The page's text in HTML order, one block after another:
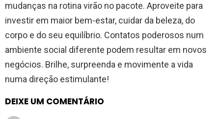
mudanças na rotina virão no pacote. Aproveite para
investir em maior bem-estar, cuidar da beleza, do
corpo e do seu equilíbrio. Contatos poderosos num
ambiente social diferente podem resultar em novos
negócios. Brilhe, surpreenda e movimente a vida
numa direção estimulante!
DEIXE UM COMENTÁRIO